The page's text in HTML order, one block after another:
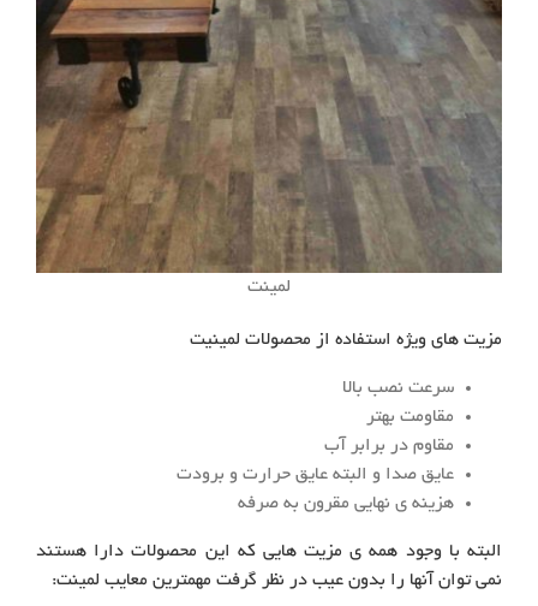
لمینت
مزیت های ویژه استفاده از محصولات لمینیت
سرعت نصب بالا
مقاومت بهتر
مقاوم در برابر آب
عایق صدا و البته عایق حرارت و برودت
هزینه ی نهایی مقرون به صرفه
البته با وجود همه ی مزیت هایی که این محصولات دارا هستند
نمی توان آنها را بدون عیب در نظر گرفت مهمترین معایب لمینت: